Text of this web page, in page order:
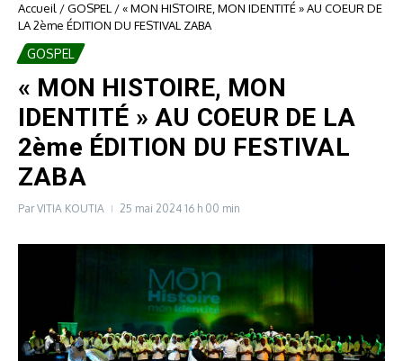
Accueil /GOSPEL /« MON HISTOIRE, MON IDENTITÉ » AU COEUR DE
LA 2ème ÉDITION DU FESTIVAL ZABA
GOSPEL
« MON HISTOIRE, MON
IDENTITÉ » AU COEUR DE LA
2ème ÉDITION DU FESTIVAL
ZABA
ParVITIA KOUTIA 25 mai 2024 16 h 00 min